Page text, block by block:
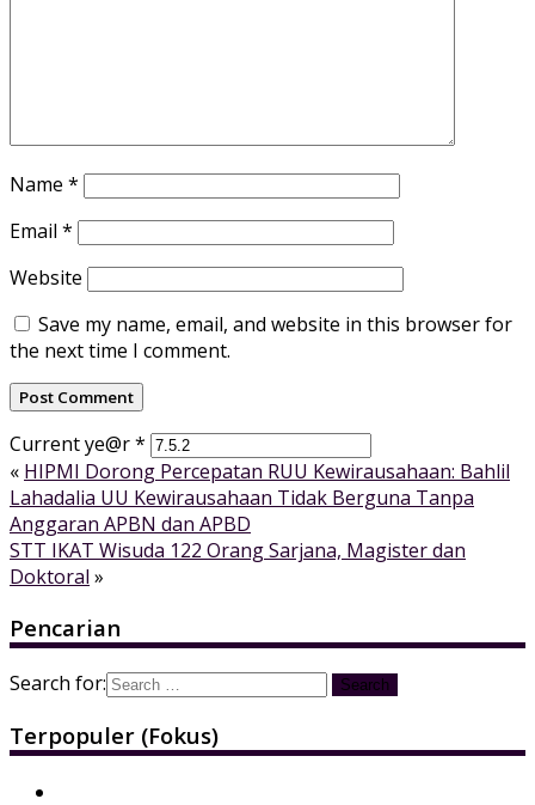
Name *
Email *
Website
Save my name, email, and website in this browser for
the next time I comment.
Current ye@r*
« HIPMI Dorong Percepatan RUU Kewirausahaan: Bahlil
Lahadalia UU Kewirausahaan Tidak Berguna Tanpa
Anggaran APBN dan APBD
STT IKAT Wisuda 122 Orang Sarjana, Magister dan
Doktoral »
Pencarian
Search for:
Terpopuler (Fokus)